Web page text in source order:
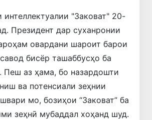
"Заковат" 20-
Президент дар суханронии
овардани шароит барои
бисёр ташаббусҳо ба
Пеш аз ҳама, бо назардошти
ва потенсиали зеҳнии
мо, бозиҳои “Заковат” ба
зеҳнӣ мубаддал хоҳанд шуд.